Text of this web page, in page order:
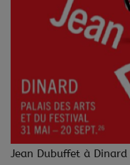
Jean Dubuffet à